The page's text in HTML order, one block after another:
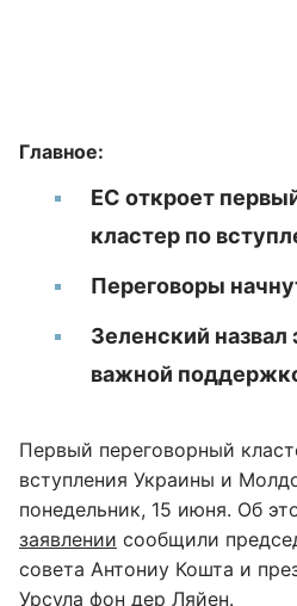
Главное:
ЕС откроет
кластер по
Переговоры
Зеленский назвал
важной
Первый переговорный
вступления Украины и
понедельник, 15 июня. Об
заявлении сообщили
совета Антониу Кошта и
Урсула фон дер Ляйен.